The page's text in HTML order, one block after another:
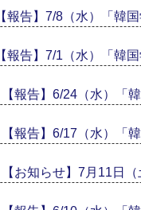
【報告】7/8（水）「韓
【報告】7/1（水）「韓
【報告】6/24（水）「
【報告】6/17（水）「
【お知らせ】7月11日